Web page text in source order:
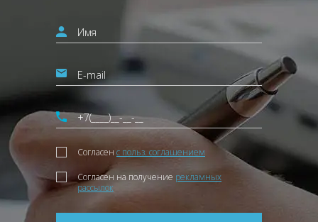
Согласен с польз. соглашением
Согласен на получение рекламных
рассылок